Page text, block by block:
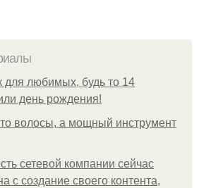
для любимых, будь то 14
день рождения!
волосы, а мощный инструмент
сетевой компании сейчас
с создание своего контента,